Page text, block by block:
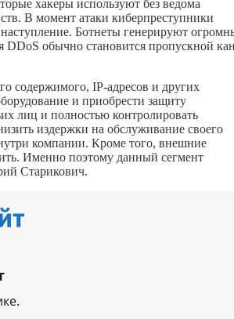
хакеры используют без ведома
В момент атаки киберпреступники
Ботнеты генерируют
обычно становится пропускной
содержимого, IP-адресов и других
и приобрести защиту
лиц и полностью контролировать
издержки на обслуживание своего
компании. Кроме того, внешние
Именно поэтому данный сегмент
Старикович.